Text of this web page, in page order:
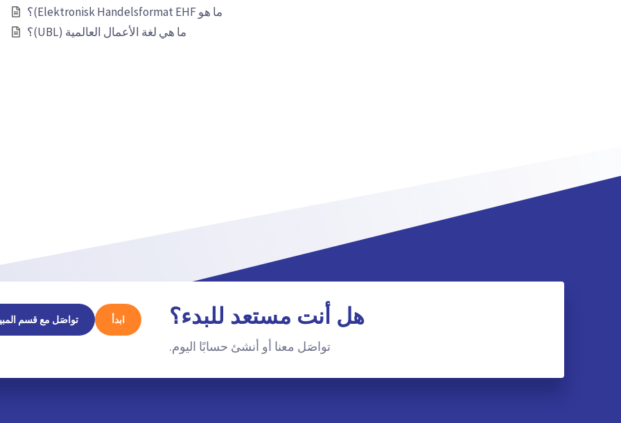
ما هو Elektronisk Handelsformat EHF)؟
ما هي لغة الأعمال العالمية (UBL)؟
هل أنت مستعد للبدء؟
تواصَل معنا أو أنشئ حسابًا اليوم.
ابدأ تواصَل مع قسم